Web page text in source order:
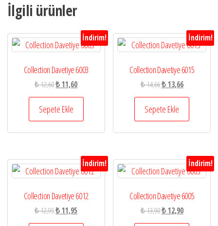
İlgili ürünler
İndirim!
Collection Davetiye 6003
₺12,60Orijinal
fiyat:
₺ 12,60.
₺11,60Şu
andaki
₺ 11,60.
Sepete Ekle
İndirim!
Collection Davetiye 6015
₺14,66Orijinal
fiyat:
₺ 14,66.
₺13,66Şu
andaki
₺ 13,66.
Sepete Ekle
İndirim!
Collection Davetiye 6012
₺12,95Orijinal
fiyat:
₺11,95
andaki
İndirim!
Collection Davetiye 6005
₺13,90Orijinal
fiyat:
₺12,90Şu
andaki